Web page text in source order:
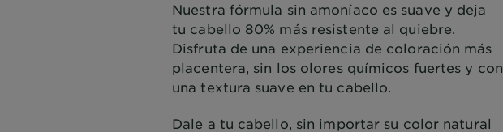
Nuestra fórmula sin amoníaco es suave y deja
tu cabello 80% más resistente al quiebre.
Disfruta de una experiencia de coloración más
placentera, sin los olores químicos fuertes y con
una textura suave en tu cabello.
Dale a tu cabello, sin importar su color natural